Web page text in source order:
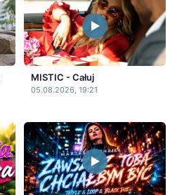
MISTIC - Całuj
05.08.2026, 19:21